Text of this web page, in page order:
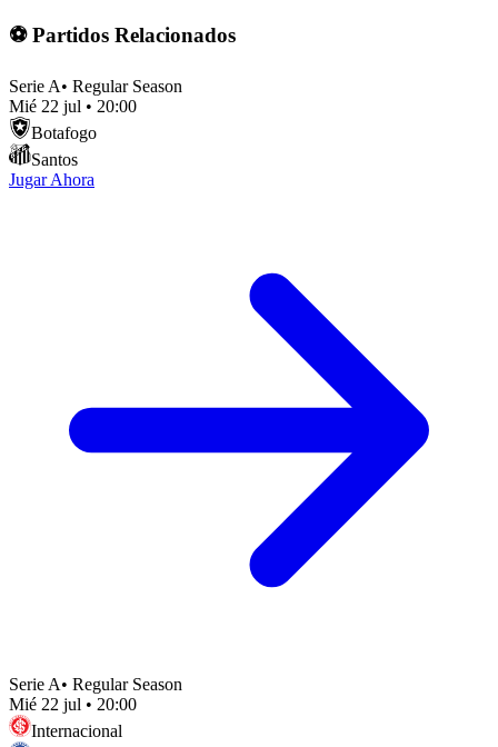
⚽ Partidos Relacionados
Serie A• Regular Season
Mié 22 jul • 20:00
Botafogo
Santos
Jugar Ahora
Serie A• Regular Season
Mié 22 jul • 20:00
Internacional